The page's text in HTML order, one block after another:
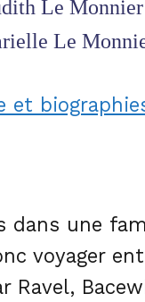
Le Monnier
Le
et
dans une
voyager